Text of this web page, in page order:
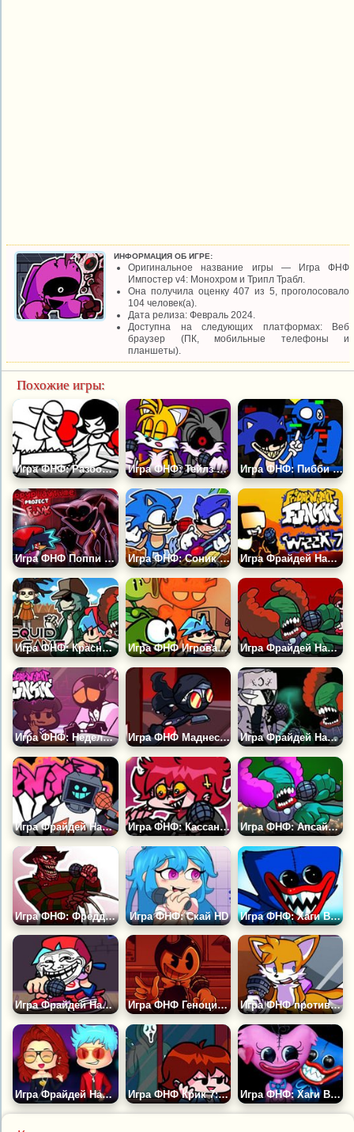
ИНФОРМАЦИЯ ОБ ИГРЕ:
Оригинальное название игры — Игра ФНФ
Импостер v4: Монохром и Трипл Трабл.
Она получила оценку 407 из 5, проголосовало
104 человек(а).
Дата релиза: Февраль 2024.
Доступна на следующих платформах: Веб
браузер (ПК, мобильные телефоны и
планшеты).
Похожие игры:
Игра ФНФ: Разборки с Бывшими Игра ФНФ: Тейлз Ехе Игра ФНФ: Пибби Кошмарное Зло
Игра ФНФ Поппи Плейтайм 3: Проект Фанк Игра ФНФ: Соник против Сантьяго Игра Фрайдей Найт Фанкин: 7 Неделя
Игра ФНФ: Красный Свет, Зелёный Свет Игра ФНФ Игровая Лихорадка Игра Фрайдей Найт Фанкин: Трикки
Игра ФНФ: Неделя Свиданий Кэрол и Уитти Игра ФНФ Маднесс Комбат: Бешеная Стая Игра Фрайдей Найт Фанкин: Рув Против Трикки
Игра Фрайдей Найт Фанкин: Хекс Игра ФНФ: Кассандра Игра ФНФ: Апсайд Трикки
Игра ФНФ: Фредди Крюгер Игра ФНФ: Скай HD Игра ФНФ: Хаги Ваги
Игра Фрайдей Найт Фанкин: Троллфейс Игра ФНФ Геноцид Бенди Игра ФНФ против Тейлза: Тёмный Дневник
Игра Фрайдей Найт Фанкин: Первое Свидание Игра ФНФ Крик 7: Гёрлфренд не Сидни Игра ФНФ: Хаги Ваги и Киси Миси Поют Плейтайм